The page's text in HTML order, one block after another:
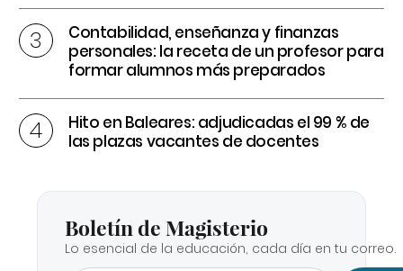
Contabilidad, enseñanza y finanzas
personales: la receta de un profesor para
formar alumnos más preparados
Hito en Baleares: adjudicadas el 99 % de
las plazas vacantes de docentes
Boletín de Magisterio
Lo esencial de la educación, cada día en tu correo.